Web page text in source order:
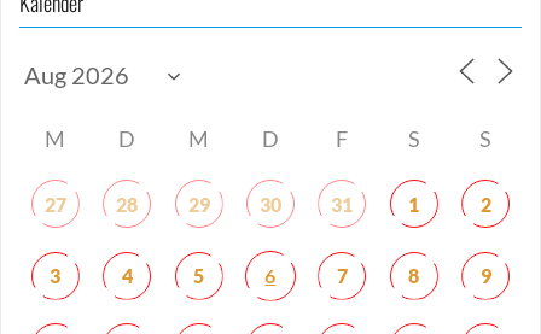
M D M D F S S
27 28 29 30 31 1 2
3 4 5 6 7 8 9